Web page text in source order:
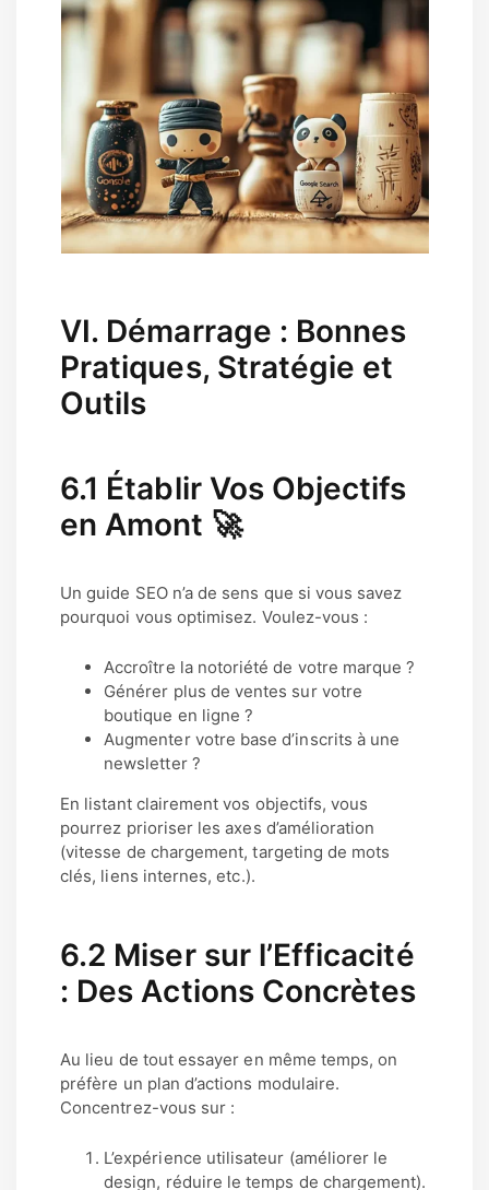
VI. Démarrage : Bonnes
Pratiques, Stratégie et
Outils
6.1 Établir Vos Objectifs
en Amont 🚀
Un guide SEO n’a de sens que si vous savez
pourquoi vous optimisez. Voulez-vous :
Accroître la notoriété de votre marque ?
Générer plus de ventes sur votre
boutique en ligne ?
Augmenter votre base d’inscrits à une
newsletter ?
En listant clairement vos objectifs, vous
pourrez prioriser les axes d’amélioration
(vitesse de chargement, targeting de mots
clés, liens internes, etc.).
6.2 Miser sur l’Efficacité
: Des Actions Concrètes
Au lieu de tout essayer en même temps, on
préfère un plan d’actions modulaire.
Concentrez-vous sur :
L’expérience utilisateur (améliorer le
design, réduire le temps de chargement).